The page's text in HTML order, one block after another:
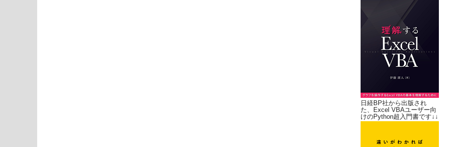
日経BP社から出版され
た、Excel VBAユーザー向
けのPython超入門書です↓↓